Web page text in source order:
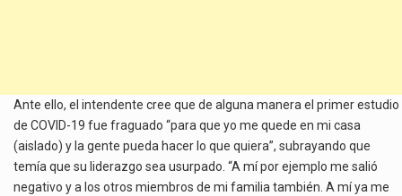
Ante ello, el intendente cree que de alguna manera el primer estudio
de COVID-19 fue fraguado “para que yo me quede en mi casa
(aislado) y la gente pueda hacer lo que quiera”, subrayando que
temía que su liderazgo sea usurpado. “A mí por ejemplo me salió
negativo y a los otros miembros de mi familia también. A mí ya me